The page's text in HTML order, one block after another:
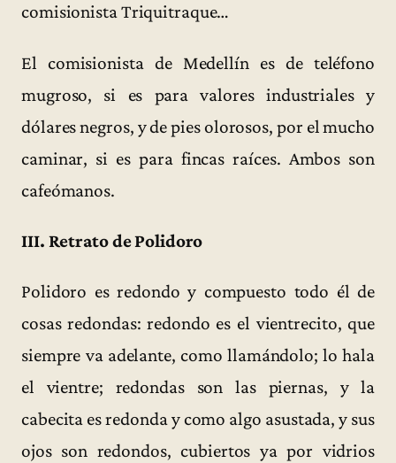
comisionista Triquitraque…
El comisionista de Medellín es de teléfono
mugroso, si es para valores industriales y
dólares negros, y de pies olorosos, por el mucho
caminar, si es para fincas raíces. Ambos son
cafeómanos.
III. Retrato de Polidoro
Polidoro es redondo y compuesto todo él de
cosas redondas: redondo es el vientrecito, que
siempre va adelante, como llamándolo; lo hala
el vientre; redondas son las piernas, y la
cabecita es redonda y como algo asustada, y sus
ojos son redondos, cubiertos ya por vidrios